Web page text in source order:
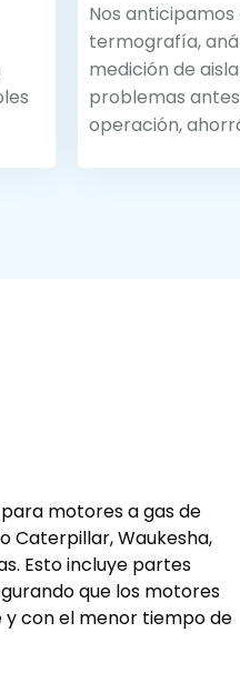
Nos anticipamos
termografía,
medición de
problemas
operación,
motores a gas de
Caterpillar, Waukesha,
Esto incluye partes
que los motores
con el menor tiempo de